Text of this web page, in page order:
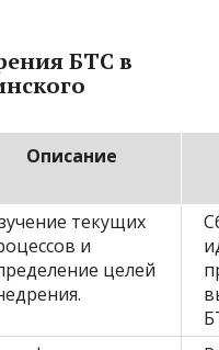
БТС в
Описание
текущих
и
целей